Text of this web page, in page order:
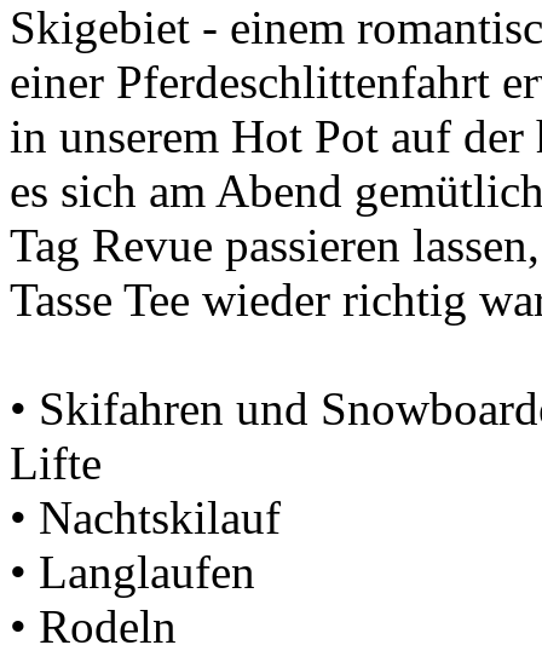
Skigebiet - einem
einer Pferdeschlittenfahrt
in unserem Hot Pot auf der
es sich am Abend
Tag Revue passieren
Tasse Tee wieder richtig
• Skifahren und
Lifte
• Nachtskilauf
• Langlaufen
• Rodeln